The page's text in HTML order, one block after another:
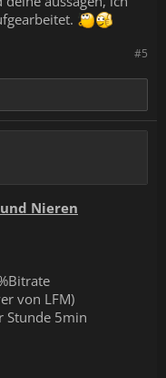
#5
Nieren
von LFM)
Stunde 5min